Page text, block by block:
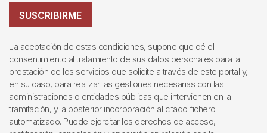
SUSCRIBIRME
La aceptación de estas condiciones, supone que dé el
consentimiento al tratamiento de sus datos personales para la
prestación de los servicios que solicite a través de este portal y,
en su caso, para realizar las gestiones necesarias con las
administraciones o entidades públicas que intervienen en la
tramitación, y la posterior incorporación al citado fichero
automatizado. Puede ejercitar los derechos de acceso,